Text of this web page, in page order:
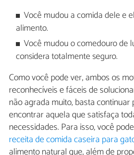
Você mudou a comida dele e
alimento.
Você mudou o comedouro de
considera totalmente seguro.
Como você pode ver, ambos os
reconhecíveis e fáceis de
não agrada muito, basta
encontrar aquela que satisfaça
necessidades. Para isso, você
receita de comida caseira para